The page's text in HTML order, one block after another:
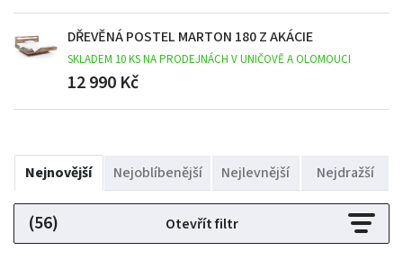
DŘEVĚNÁ POSTEL MARTON 180 Z AKÁCIE
SKLADEM 10 KS NA PRODEJNÁCH V UNIČOVĚ A OLOMOUCI
12 990 Kč
Nejnovější Nejoblíbenější Nejlevnější Nejdražší
(56) Otevřít filtr